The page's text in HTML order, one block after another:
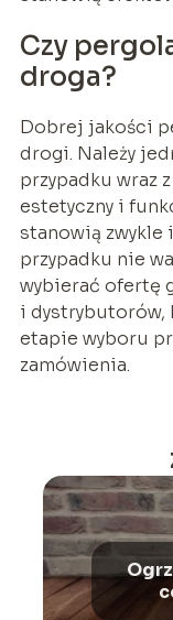
Czy
droga?
Dobrej jakości
drogi. Należy
przypadku wraz
estetyczny i
stanowią zwykle
przypadku nie
wybierać ofertę
i dystrybutorów,
etapie wyboru
zamówienia.